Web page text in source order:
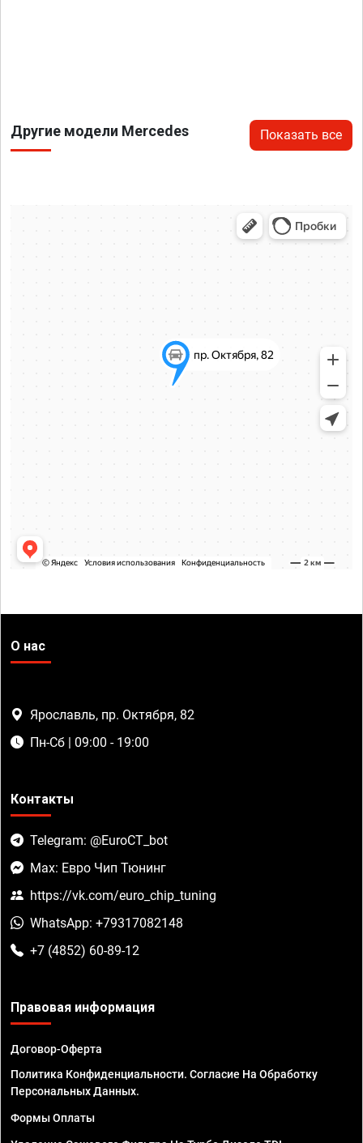
Другие модели Mercedes Показать все
О нас
Ярославль, пр. Октября, 82
Пн-Сб | 09:00 - 19:00
Контакты
Telegram: @EuroCT_bot
Max: Евро Чип Тюнинг
https://vk.com/euro_chip_tuning
WhatsApp: +79317082148
+7 (4852) 60-89-12
Правовая информация
Договор-Оферта
Политика Конфиденциальности. Согласие На Обработку
Персональных Данных.
Формы Оплаты